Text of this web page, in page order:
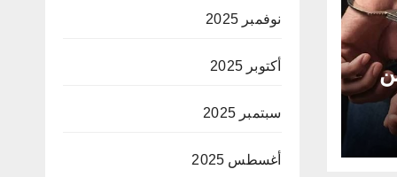
نوفمبر 2025
أكتوبر 2025
سبتمبر 2025
أغسطس 2025